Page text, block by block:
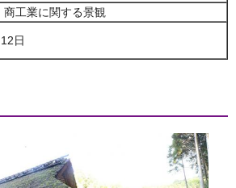
商工業に関する景観
日